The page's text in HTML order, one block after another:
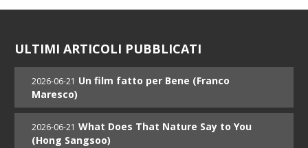
ULTIMI ARTICOLI PUBBLICATI
2026-06-21 Un film fatto per Bene (Franco
Maresco)
2026-06-21 What Does That Nature Say to You
(Hong Sangsoo)